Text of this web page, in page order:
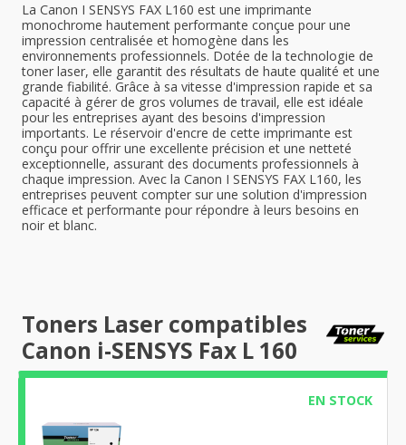
La Canon I SENSYS FAX L160 est une imprimante
monochrome hautement performante conçue pour une
impression centralisée et homogène dans les
environnements professionnels. Dotée de la technologie de
toner laser, elle garantit des résultats de haute qualité et une
grande fiabilité. Grâce à sa vitesse d'impression rapide et sa
capacité à gérer de gros volumes de travail, elle est idéale
pour les entreprises ayant des besoins d'impression
importants. Le réservoir d'encre de cette imprimante est
conçu pour offrir une excellente précision et une netteté
exceptionnelle, assurant des documents professionnels à
chaque impression. Avec la Canon I SENSYS FAX L160, les
entreprises peuvent compter sur une solution d'impression
efficace et performante pour répondre à leurs besoins en
noir et blanc.
Toners Laser compatibles
Canon i-SENSYS Fax L 160
EN STOCK